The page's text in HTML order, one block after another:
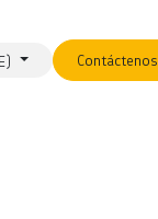
Contáctenos